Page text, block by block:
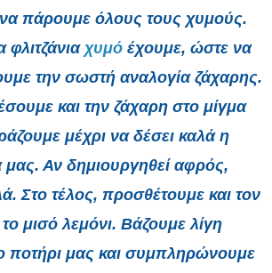
πάρουμε όλους τους χυμούς.
χυμόέχουμε, ώστε να
την σωστή αναλογία ζάχαρης.
και την ζάχαρη στο μίγμα
μέχρι να δέσει καλά η
Αν δημιουργηθεί αφρός,
Στο τέλος, προσθέτουμε και τον
μισό λεμόνι. Βάζουμε λίγη
ποτήρι μας και συμπληρώνουμε